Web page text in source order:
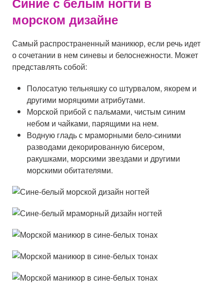
морском дизайне
Самый распространенный маникюр, если речь идет
о сочетании в нем синевы и белоснежности. Может
представлять собой:
Полосатую тельняшку со штурвалом, якорем и
другими моряцкими атрибутами.
Морской прибой с пальмами, чистым синим
небом и чайками, парящими на нем.
Водную гладь с мраморными бело-синими
разводами декорированную бисером,
ракушками, морскими звездами и другими
морскими обитателями.